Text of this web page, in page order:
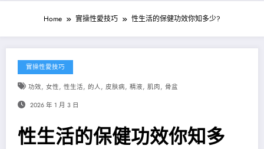
Home 實操性愛技巧 性生活的保健功效你知多少?
實操性愛技巧
功效, 女性, 性生活, 的人, 皮肤病, 精液, 肌肉, 骨盆
2026 年 1 月 3 日
性生活的保健功效你知多